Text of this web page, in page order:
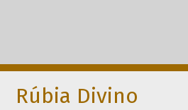
Rúbia Divino